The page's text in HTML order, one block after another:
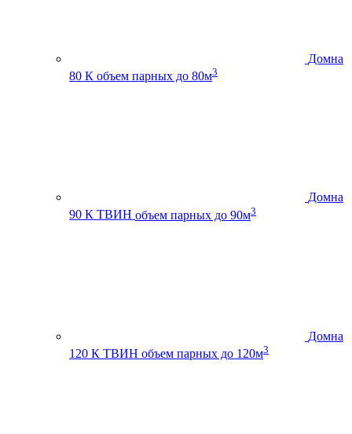
Домна
80 К объем парных до 80м3
Домна
90 К ТВИН объем парных до 90м3
Домна
120 К ТВИН объем парных до 120м3